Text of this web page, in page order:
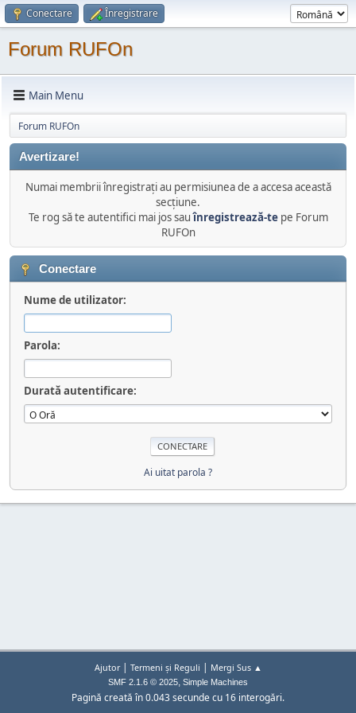
Conectare Înregistrare
Forum RUFOn
Main Menu
Forum RUFOn
Avertizare!
Numai membrii înregistraţi au permisiunea de a accesa această
secţiune.
Te rog să te autentifici mai jos sauînregistrează-tepe Forum
RUFOn
Conectare
Nume de utilizator:
Parola:
Durată autentificare:
Ai uitat parola ?
Ajutor| Termeni și Reguli | Mergi Sus ▲
SMF 2.1.6 © 2025, Simple Machines
Pagină creată în 0.043 secunde cu 16 interogări.